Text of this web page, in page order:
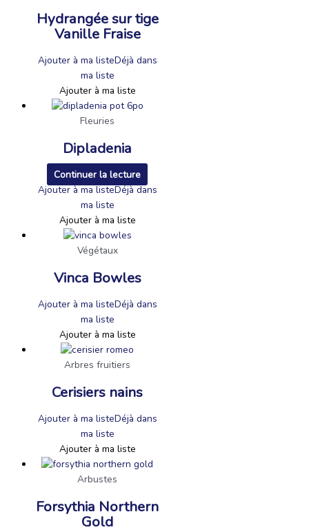
Hydrangée sur tige
Vanille Fraise
Ajouter à ma listeDéjà dans
ma liste
Ajouter à ma liste
Fleuries
Dipladenia
Continuer la lecture
Ajouter à ma listeDéjà dans
ma liste
Ajouter à ma liste
Végétaux
Vinca Bowles
Ajouter à ma listeDéjà dans
ma liste
Ajouter à ma liste
Arbres fruitiers
Cerisiers nains
Ajouter à ma listeDéjà dans
ma liste
Ajouter à ma liste
Arbustes
Forsythia Northern
Gold